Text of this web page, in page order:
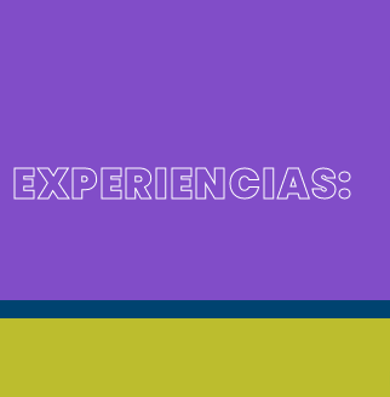
EXPERIENCIAS: